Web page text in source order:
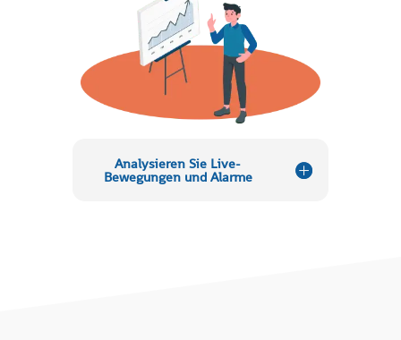
Analysieren Sie Live-
Bewegungen und Alarme